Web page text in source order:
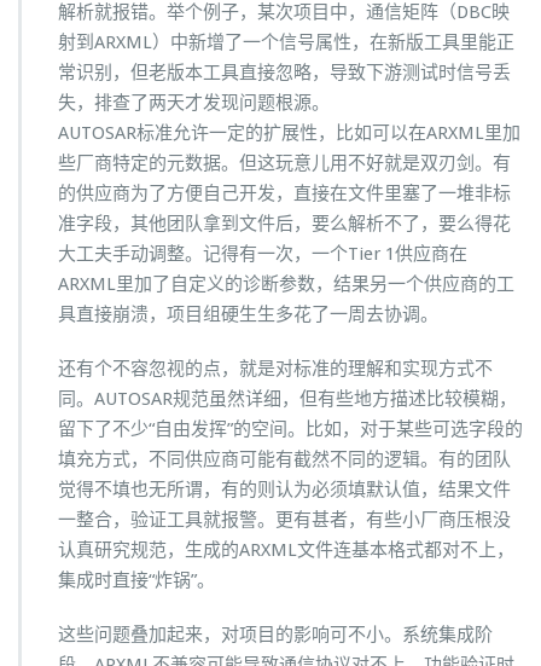
解析就报错。举个例子，某次项目中，通信矩阵（DBC映
射到ARXML）中新增了一个信号属性，在新版工具里能正
常识别，但老版本工具直接忽略，导致下游测试时信号丢
失，排查了两天才发现问题根源。
AUTOSAR标准允许一定的扩展性，比如可以在ARXML里加
些厂商特定的元数据。但这玩意儿用不好就是双刃剑。有
的供应商为了方便自己开发，直接在文件里塞了一堆非标
准字段，其他团队拿到文件后，要么解析不了，要么得花
大工夫手动调整。记得有一次，一个Tier 1供应商在
ARXML里加了自定义的诊断参数，结果另一个供应商的工
具直接崩溃，项目组硬生生多花了一周去协调。
还有个不容忽视的点，就是对标准的理解和实现方式不
同。AUTOSAR规范虽然详细，但有些地方描述比较模糊，
留下了不少“自由发挥”的空间。比如，对于某些可选字段的
填充方式，不同供应商可能有截然不同的逻辑。有的团队
觉得不填也无所谓，有的则认为必须填默认值，结果文件
一整合，验证工具就报警。更有甚者，有些小厂商压根没
认真研究规范，生成的ARXML文件连基本格式都对不上，
集成时直接“炸锅”。
这些问题叠加起来，对项目的影响可不小。系统集成阶